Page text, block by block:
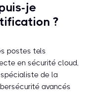
je
?
postes tels
en sécurité cloud,
de la
avancés